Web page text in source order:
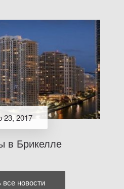
23, 2017
в Брикелле
все новости